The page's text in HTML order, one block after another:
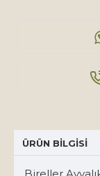
ÜRÜN BILGISI